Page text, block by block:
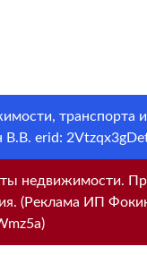
транспорта
erid:
недвижимости.
(Реклама ИП